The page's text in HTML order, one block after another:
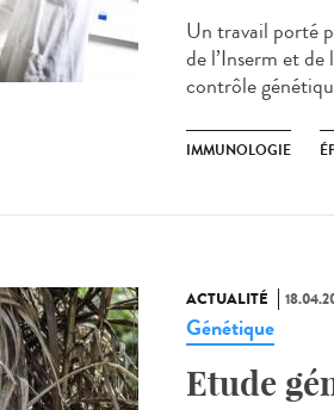
Un travail porté
de l’Inserm et de
contrôle
IMMUNOLOGIE
ACTUALITÉ
Génétique
Etude